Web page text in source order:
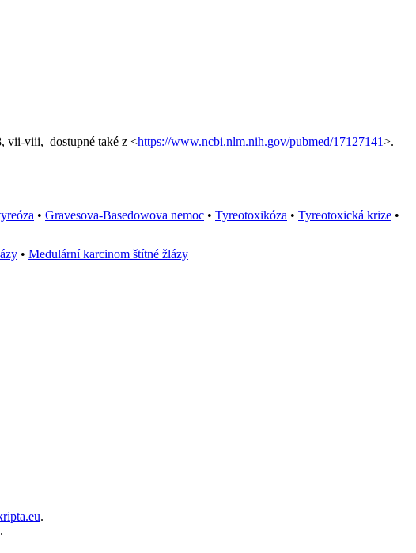
vii-viii, dostupné také z <https://www.ncbi.nlm.nih.gov/pubmed/17127141>.
• Gravesova-Basedowova nemoc • Tyreotoxikóza • Tyreotoxická krize •
• Medulární karcinom štítné žlázy
.
.